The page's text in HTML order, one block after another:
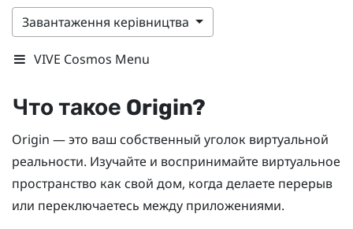
Завантаження керівництва
VIVE Cosmos Menu
Что такое Origin?
Origin — это ваш собственный уголок виртуальной
реальности. Изучайте и воспринимайте виртуальное
пространство как свой дом, когда делаете перерыв
или переключаетесь между приложениями.